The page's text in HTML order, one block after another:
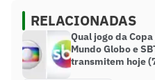
RELACIONADAS
Qual jogo da
Mundo Globo e
transmitem hoje